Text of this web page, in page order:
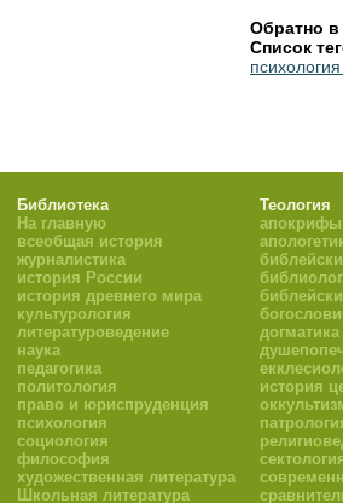
Обратно в
Список
Библиотека
На главную
всеобщая история
журналистика
история России
история древнего мира
культурология
литературоведение
наука
педагогика
политология
право и юриспруденция
психология
социология
философия
художественная литература
Школьная литература
Теология
апокрифы
догматика
история